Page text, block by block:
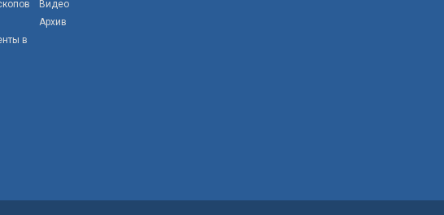
в
Видео
Архив